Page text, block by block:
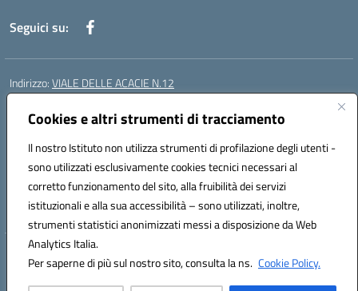
Cookies e altri strumenti di tracciamento
Il nostro Istituto non utilizza strumenti di profilazione degli utenti -
sono utilizzati esclusivamente cookies tecnici necessari al
corretto funzionamento del sito, alla fruibilità dei servizi
istituzionali e alla sua accessibilità – sono utilizzati, inoltre,
strumenti statistici anonimizzati messi a disposizione da Web
Analytics Italia.
Per saperne di più sul nostro sito, consulta la ns. Cookie Policy.
Seguici su:
Indirizzo:VIALE DELLE ACACIE N.12
Centralino:
Posta elettronica certificata (PEC):ceic87900q@pec.istruzione.it
Codice fiscale: 93082010617
Codice meccanografico:CEIC87900Q
Codice Indice delle Pubbliche Amministrazioni (IPA): istsc_ceic87900q
Codice unico di fatturazione (CUF): UF44ZQ
Hosting & Powered by 3D Solution S.r.l.
Concept & Design by Designers Italia